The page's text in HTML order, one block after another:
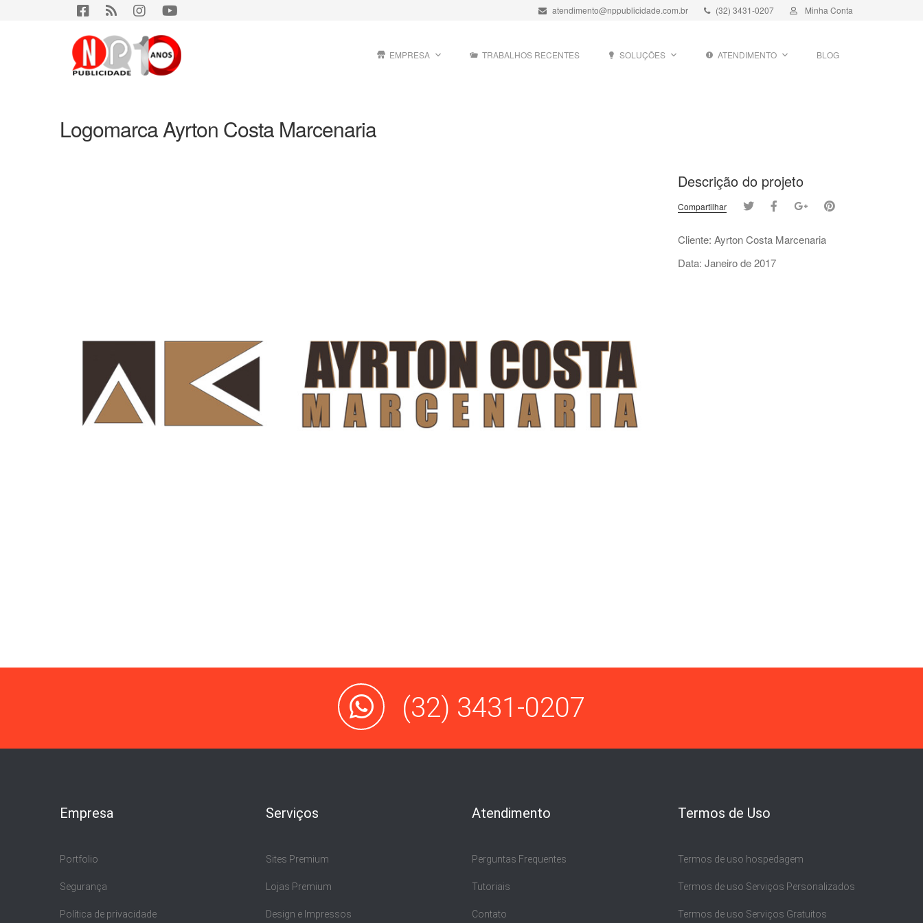
atendimento@nppublicidade.com.br (32) 3431-0207 Minha Conta
EMPRESA TRABALHOS RECENTES SOLUÇÕES ATENDIMENTO BLOG
Logomarca Ayrton Costa Marcenaria
Descrição do projeto
Compartilhar
Cliente: Ayrton Costa Marcenaria
Data: Janeiro de 2017
(32) 3431-0207
Empresa
Portfolio
Segurança
Política de privacidade
Serviços
Sites Premium
Lojas Premium
Design e Impressos
Atendimento
Perguntas Frequentes
Tutoriais
Contato
Termos de Uso
Termos de uso hospedagem
Termos de uso Serviços Personalizados
Termos de uso Serviços Gratuitos